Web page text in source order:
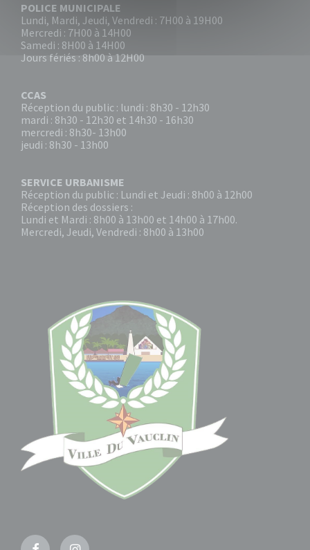
POLICE MUNICIPALE
Lundi, Mardi, Jeudi, Vendredi : 7H00 à 19H00
Mercredi : 7H00 à 14H00
Samedi : 8H00 à 14H00
Jours fériés : 8h00 à 12H00
CCAS
Réception du public : lundi : 8h30 - 12h30
mardi : 8h30 - 12h30 et 14h30 - 16h30
mercredi : 8h30- 13h00
jeudi : 8h30 - 13h00
SERVICE URBANISME
Réception du public : Lundi et Jeudi : 8h00 à 12h00
Réception des dossiers :
Lundi et Mardi : 8h00 à 13h00 et 14h00 à 17h00.
Mercredi, Jeudi, Vendredi : 8h00 à 13h00